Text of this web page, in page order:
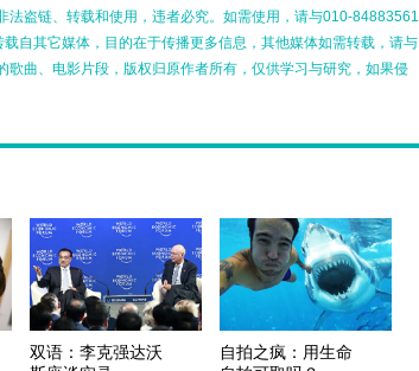
盗链、转载和使用，违者必究。如需使用，请与010-84883561
自其它媒体，目的在于传播更多信息，其他媒体如需转载，请与
曲、电影片段，版权归原作者所有，仅供学习与研究，如果侵
双语：李克强达沃
自拍之疯：用生命